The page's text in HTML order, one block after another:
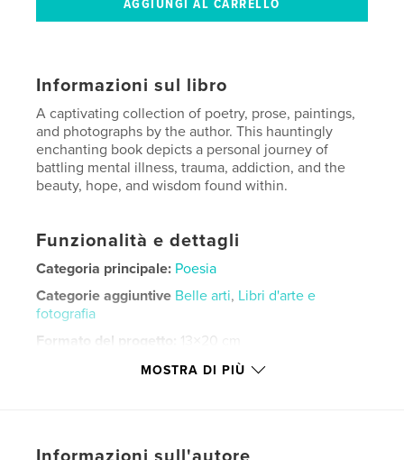
Informazioni sul libro
A captivating collection of poetry, prose, paintings,
and photographs by the author. This hauntingly
enchanting book depicts a personal journey of
battling mental illness, trauma, addiction, and the
beauty, hope, and wisdom found within.
Funzionalità e dettagli
Categoria principale: Poesia
Categorie aggiuntive Belle arti, Libri d'arte e
fotografia
Formato del progetto: 13×20 cm
MOSTRA DI PIÙ